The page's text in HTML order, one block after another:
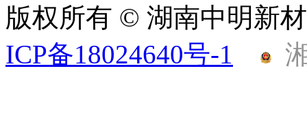
版权所有 © 湖南中明新
ICP备18024640号-1